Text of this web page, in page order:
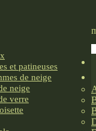
et patineuses
de neige
neige
verre